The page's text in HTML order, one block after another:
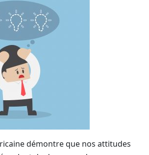
démontre que nos attitudes